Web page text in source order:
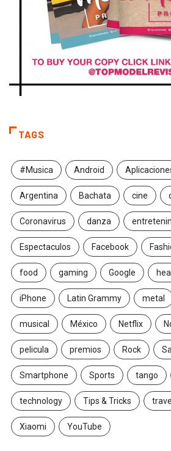
TAGS
#Musica Android
Argentina Bachata cine
Coronavirus danza
Espectaculos Facebook
food gaming Google
iPhone Latin Grammy metal
musical México Netflix
pelicula premios Rock
Smartphone Sports tango
technology Tips & Tricks travel
Xiaomi YouTube